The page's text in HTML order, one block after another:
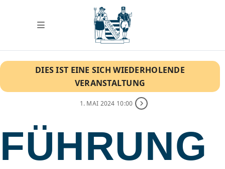
DIES IST EINE SICH WIEDERHOLENDE
VERANSTALTUNG
1. MAI 2024 10:00
FÜHRUNG